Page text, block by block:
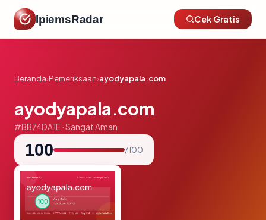
IpiemsRadar Cek Gratis
Beranda›Pemeriksaan›ayodyapala.com
ayodyapala.com
#BB74DA1E · Sangat Aman
100 / 100